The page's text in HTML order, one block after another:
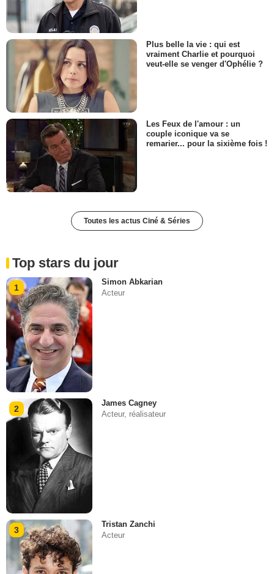
Plus belle la vie : qui est
vraiment Charlie et pourquoi
veut-elle se venger d'Ophélie ?
Les Feux de l'amour : un
couple iconique va se
remarier... pour la sixième fois !
Toutes les actus Ciné & Séries
Top stars du jour
1
Simon Abkarian
Acteur
2
James Cagney
Acteur, réalisateur
3
Tristan Zanchi
Acteur